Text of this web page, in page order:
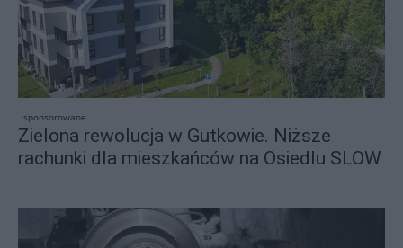
sponsorowane
Zielona rewolucja w Gutkowie. Niższe
rachunki dla mieszkańców na Osiedlu SLOW